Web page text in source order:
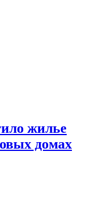
жилье
домах